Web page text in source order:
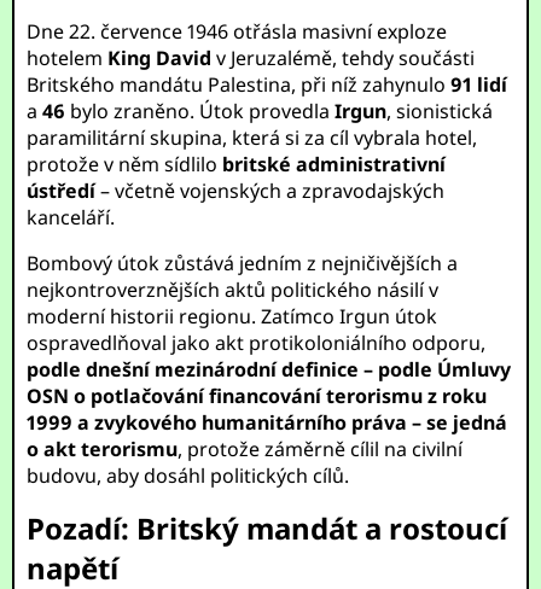
Dne 22. července 1946 otřásla masivní exploze
hotelem King David v Jeruzalémě, tehdy součásti
Britského mandátu Palestina, při níž zahynulo91 lidí
a46 bylo zraněno. Útok provedlaIrgun, sionistická
paramilitární skupina, která si za cíl vybrala hotel,
protože v něm sídlilo britské administrativní
ústředí– včetně vojenských a zpravodajských
kanceláří.
Bombový útok zůstává jedním z nejničivějších a
nejkontroverznějších aktů politického násilí v
moderní historii regionu. Zatímco Irgun útok
ospravedlňoval jako akt protikoloniálního odporu,
podle dnešní mezinárodní definice – podle Úmluvy
OSN o potlačování financování terorismu z roku
1999 a zvykového humanitárního práva – se jedná
o akt terorismu, protože záměrně cílil na civilní
budovu, aby dosáhl politických cílů.
Pozadí: Britský mandát a rostoucí
napětí